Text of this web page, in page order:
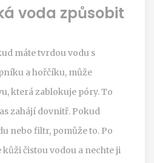
voda způsobit
máte tvrdou vodu s
a hořčíku, může
která zablokuje póry. To
zahájí dovnitř. Pokud
nebo filtr, pomůže to. Po
čistou vodou a nechte ji